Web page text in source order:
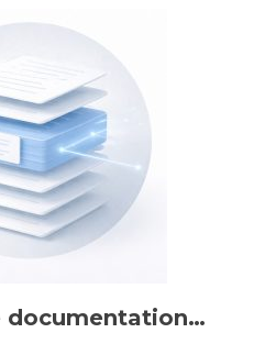
documentation…